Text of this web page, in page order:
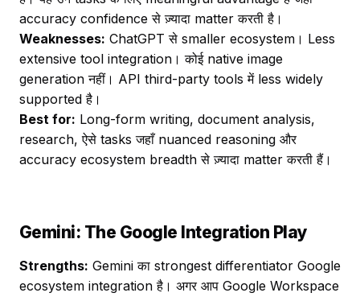
accuracy confidence से ज़्यादा matter करती है।
Weaknesses: ChatGPT से smaller ecosystem। Less
extensive tool integration। कोई native image
generation नहीं। API third-party tools में less widely
supported है।
Best for: Long-form writing, document analysis,
research, ऐसे tasks जहाँ nuanced reasoning और
accuracy ecosystem breadth से ज़्यादा matter करती हैं।
Gemini: The Google Integration Play
Strengths: Gemini का strongest differentiator Google
ecosystem integration है। अगर आप Google Workspace